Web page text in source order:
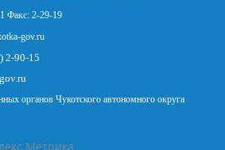
Факс: 2-29-19
gov.ru
2-90-15
органов Чукотского автономного округа